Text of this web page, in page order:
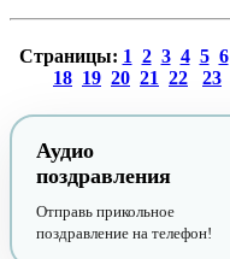
Страницы: 1 2 3 4 5 6
18 19 20 21 22 23
Аудио
поздравления
Отправь прикольное
поздравление на телефон!